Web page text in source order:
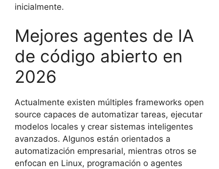
inicialmente.
Mejores agentes de IA
de código abierto en
2026
Actualmente existen múltiples frameworks open
source capaces de automatizar tareas, ejecutar
modelos locales y crear sistemas inteligentes
avanzados. Algunos están orientados a
automatización empresarial, mientras otros se
enfocan en Linux, programación o agentes